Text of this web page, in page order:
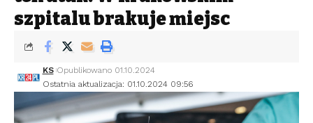
szpitalu brakuje miejsc
Ostatnia aktualizacja: 01.10.2024 09:56
KS Opublikowano 01.10.2024